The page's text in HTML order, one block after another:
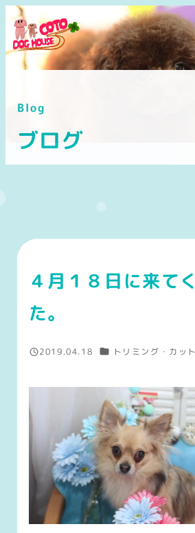
メ
イ
ン
へ
Blog
ブログ
４月１８日に来て
た。
投稿日
2019.04.18 カテゴリー
トリミング・カット